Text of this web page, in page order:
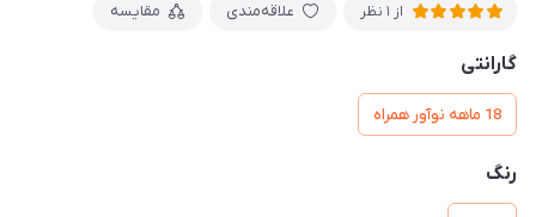
از 1 نظر علاقه‌مندی مقایسه
گارانتی
18 ماهه نوآور همراه
رنگ